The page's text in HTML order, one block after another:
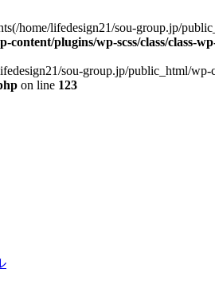
home/lifedesign21/sou-group.jp/
plugins/wp-scss/class/class-
sou-group.jp/public_html/
on line 123